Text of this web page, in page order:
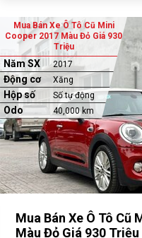
Mua Bán Xe Ô Tô Cũ Mini
Cooper 2017 Màu Đỏ Giá 930
Triệu
Năm SX 2017
Động cơ Xăng
Hộp số Số tự động
Odo 40,000 km
Mua Bán Xe Ô Tô Cũ
Màu Đỏ Giá 930 Triệu